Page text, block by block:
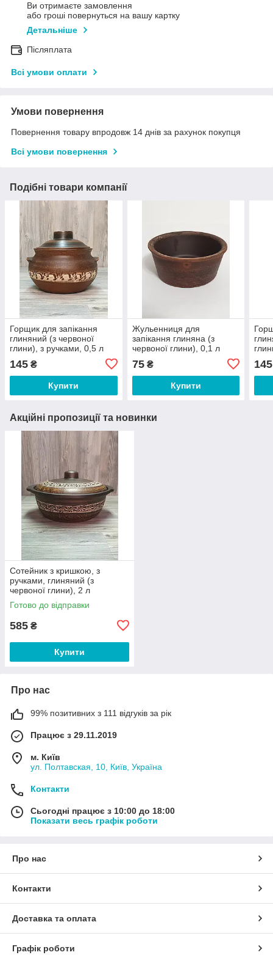
Ви отримаєте замовлення
або гроші повернуться на вашу картку
Детальніше
Післяплата
Всі умови оплати
Умови повернення
Повернення товару впродовж 14 днів за рахунок покупця
Всі умови повернення
Подібні товари компанії
Горщик для запікання
глиняний (з червоної
глини), з ручками, 0,5 л
145 ₴
Купити
Жульенниця для
запікання глиняна (з
червоної глини), 0,1 л
75₴
Купити
145
Акційні пропозиції та новинки
Сотейник з кришкою, з
ручками, глиняний (з
червоної глини), 2 л
Готово до відправки
585 ₴
Купити
Про нас
99% позитивних з 111 відгуків за рік
Працює з 29.11.2019
м. Київ
ул. Полтавская, 10, Київ, Україна
Контакти
Сьогодні працює з 10:00 до 18:00
Показати весь графік роботи
Про нас
Контакти
Доставка та оплата
Графік роботи